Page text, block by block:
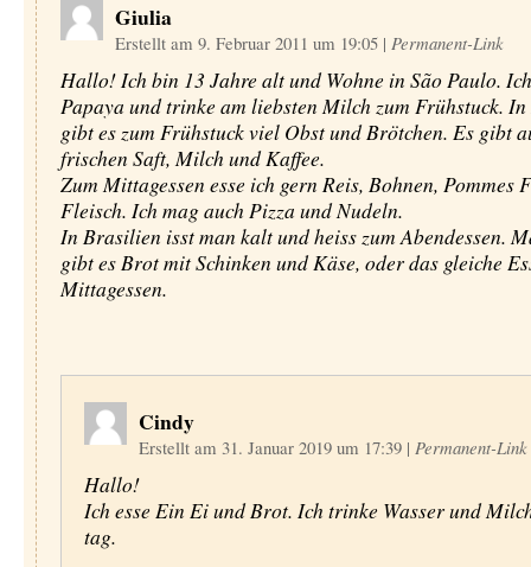
Giulia
Erstellt am 9. Februar 2011 um 19:05 | Permanent-Link
Hallo! Ich bin 13 Jahre alt und Wohne in São Paulo.
Papaya und trinke am liebsten Milch zum Frühstuck.
gibt es zum Frühstuck viel Obst und Brötchen. Es gibt
frischen Saft, Milch und Kaffee.
Zum Mittagessen esse ich gern Reis, Bohnen, Pommes
Fleisch. Ich mag auch Pizza und Nudeln.
In Brasilien isst man kalt und heiss zum Abendessen.
gibt es Brot mit Schinken und Käse, oder das gleiche
Mittagessen.
Cindy
Erstellt am 31. Januar 2019 um 17:39 | Permanent-Link
Hallo!
Ich esse Ein Ei und Brot. Ich trinke Wasser und
tag.